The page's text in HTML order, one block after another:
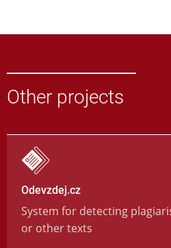
Other projects
Odevzdej.cz
System for detecting
or other texts